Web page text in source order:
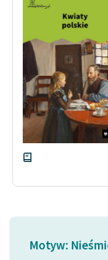
Ręce pełne poezji
Kolekcje edukacyjne
twórców
do domeny publicznej,
lektur szkolnych oraz
Starego Testamentu
Odkurzamy bohaterów
Szkoła Poezji Wolnych
O projekcie
ZespółMotyw: